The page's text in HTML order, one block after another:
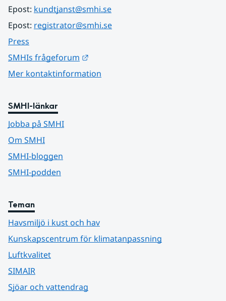
Epost: kundtjanst@smhi.se
Epost: registrator@smhi.se
Press
SMHIs frågeforum
Mer kontaktinformation
SMHI-länkar
Jobba på SMHI
Om SMHI
SMHI-bloggen
SMHI-podden
Teman
Havsmiljö i kust och hav
Kunskapscentrum för klimatanpassning
Luftkvalitet
SIMAIR
Sjöar och vattendrag